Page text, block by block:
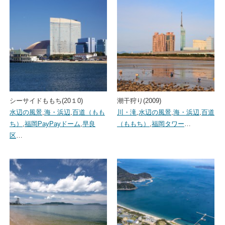
シーサイドももち(20１0)
水辺の風景,海・浜辺,百道（もも
ち） ,福岡PayPayドーム,早良
区…
潮干狩り(2009)
川・滝,水辺の風景,海・浜辺,百道
（ももち） ,福岡タワー…